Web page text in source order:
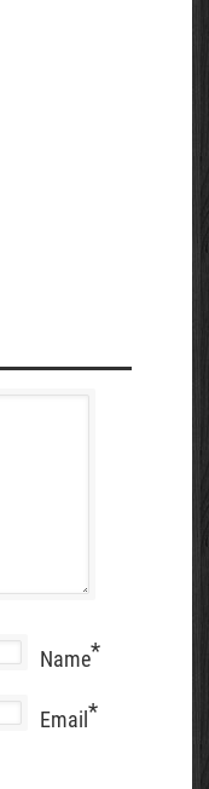
Name*
Email*